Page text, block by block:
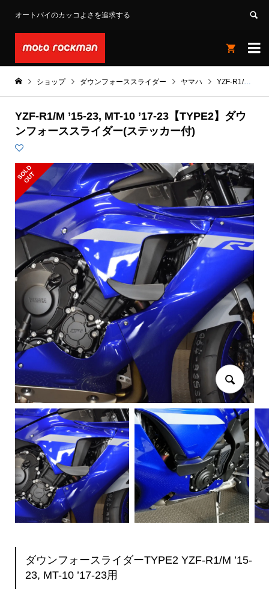
オートバイのカッコよさを追求する


ショップ ダウンフォーススライダー ヤマハ YZF-R1/M '15-23
YZF-R1/M ’15-23, MT-10 ’17-23【TYPE2】ダウ
ンフォーススライダー(ステッカー付)
S
O
L
D
O
U
T
ダウンフォースライダーTYPE2 YZF-R1/M ’15-
23, MT-10 ’17-23用